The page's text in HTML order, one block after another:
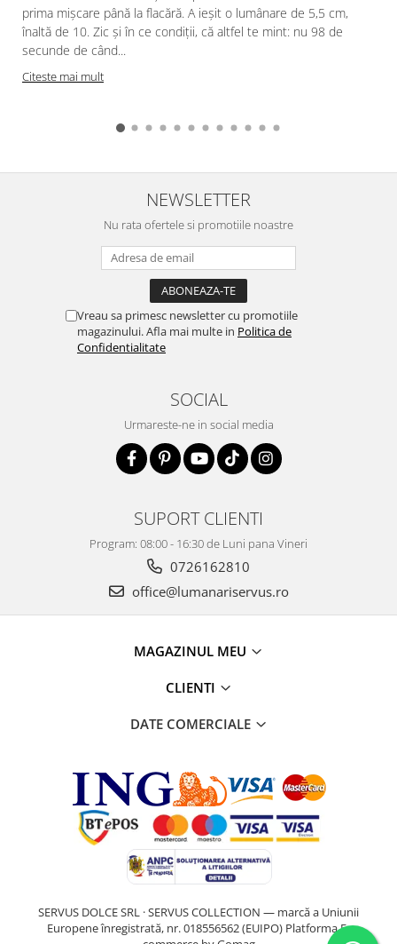
prima mișcare până la flacără. A ieșit o lumânare de 5,5 cm,
înaltă de 10. Zic și în ce condiții, că altfel te mint: nu 98 de
secunde de când...
Citeste mai mult
NEWSLETTER
Nu rata ofertele si promotiile noastre
Vreau sa primesc newsletter cu promotiile
magazinului. Afla mai multe in Politica de
Confidentialitate
SOCIAL
Urmareste-ne in social media
SUPORT CLIENTI
Program: 08:00 - 16:30 de Luni pana Vineri
0726162810
office@lumanariservus.ro
MAGAZINUL MEU
CLIENTI
DATE COMERCIALE
SERVUS DOLCE SRL · SERVUS COLLECTION — marcă a Uniunii
Europene înregistrată, nr. 018556562 (EUIPO) Platforma E-